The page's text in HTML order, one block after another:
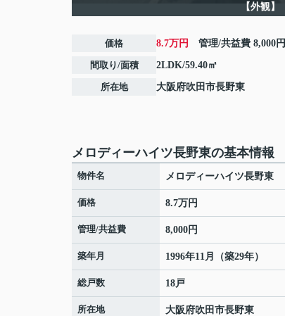
【外観】
価格 8.7万円 管理/共益費 8,000円
間取り/面積 2LDK/59.40㎡
所在地 大阪府吹田市長野東
メロディーハイツ長野東の基本情報
物件名 メロディーハイツ長野東
価格 8.7万円
管理/共益費 8,000円
築年月 1996年11月（築29年）
総戸数 18戸
所在地 大阪府吹田市長野東